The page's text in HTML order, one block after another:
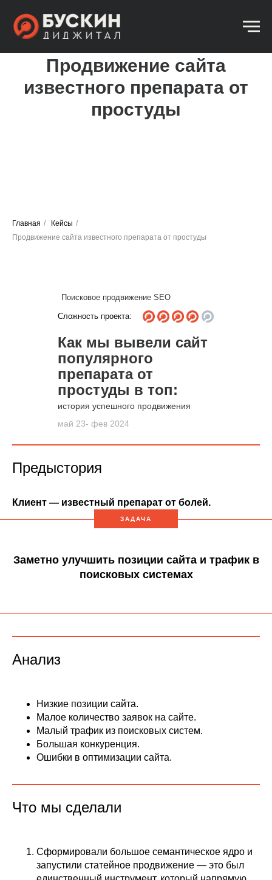
Продвижение сайта
известного препарата от
простуды
Главная / Кейсы /
Продвижение сайта известного препарата от простуды
Поисковое продвижение SEO
Как мы вывели сайт
популярного
препарата от
простуды в топ:
Сложность проекта:
май 23- фев 2024
история успешного продвижения
Предыстория
Клиент — известный препарат от болей.
ЗАДАЧА
Заметно улучшить позиции сайта и трафик в
поисковых системах
Анализ
Низкие позиции сайта.
Малое количество заявок на сайте.
Малый трафик из поисковых систем.
Большая конкуренция.
Ошибки в оптимизации сайта.
Что мы сделали
Сформировали большое семантическое ядро и
запустили статейное продвижение — это был